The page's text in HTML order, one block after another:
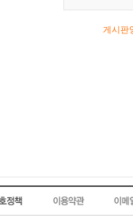
게시판